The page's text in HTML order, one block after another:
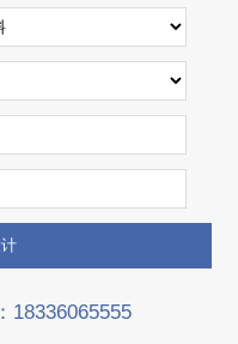
吨砂石料生产线
设计产能
日产一万吨
建筑垃圾等石料
经理
18336065555